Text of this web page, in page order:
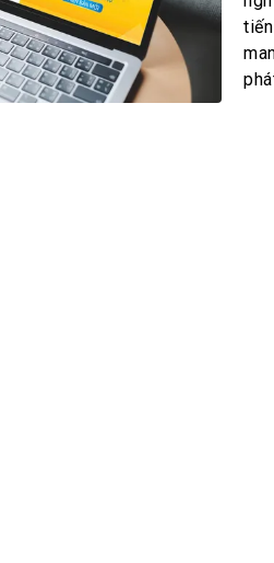
Đấu giá tài sản
Thanh toán –Thẻ
Nhà quản trị